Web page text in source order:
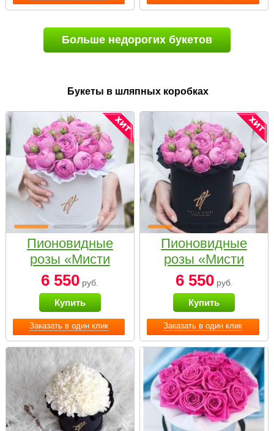
Больше недорогих букетов
Букеты в шляпных коробках
Заказать в один клик
Пионовидные
розы «Мисти
бабблс» в белой
коробке Small
6 550 руб.
Купить
Заказать в один клик
Пионовидные
розы «Мисти
бабблс» в
черной коробке
Small
6 550руб.
Купить